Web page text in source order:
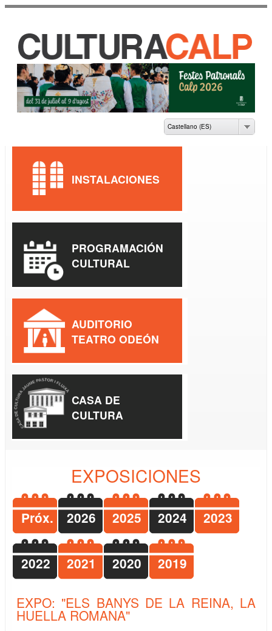
principal
CASA DE CULTURA
JAUME PASTOR I
Castellano (ES)
EXPOSICIONES
Próx. 2026 2025 2024 2023
2022 2021 2020 2019
EXPO: "ELS BANYS DE LA REINA, LA
HUELLA ROMANA"
INSTALACIONES
PROGRAMACIÓN
CULTURAL
AUDITORIO
TEATRO ODEÓN
CASA DE
CULTURA